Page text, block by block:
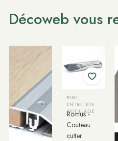
Décoweb vous
POSE,
ENTRETIEN
OUTILLAGE
Romus -
Couteau
cutter